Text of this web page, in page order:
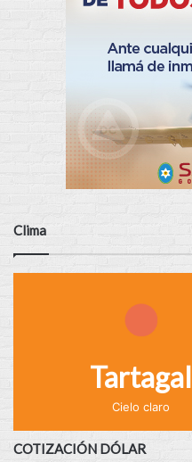
Clima
Tartagal
Cielo claro
COTIZACIÓN DÓLAR